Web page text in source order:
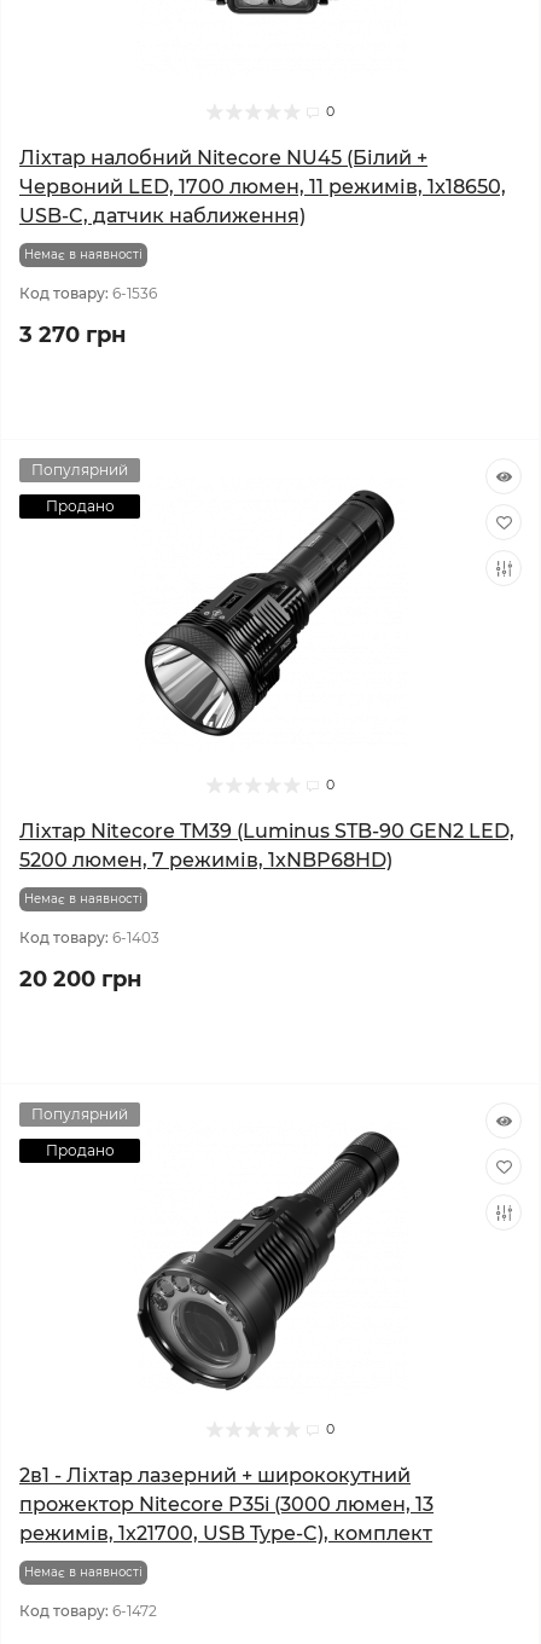
0
Ліхтар налобний Nitecore NU45 (Білий +
Червоний LED, 1700 люмен, 11 режимів, 1x18650,
USB-C, датчик наближення)
Немає в наявності
Код товару: 6-1536
3 270 грн
Популярний
Продано
0
Ліхтар Nitecore TM39 (Luminus STB-90 GEN2 LED,
5200 люмен, 7 режимів, 1xNBP68HD)
Немає в наявності
Код товару: 6-1403
20 200 грн
Популярний
Продано
0
2в1 - Ліхтар лазерний + ширококутний
прожектор Nitecore P35i (3000 люмен, 13
режимів, 1x21700, USB Type-C), комплект
Немає в наявності
Код товару: 6-1472